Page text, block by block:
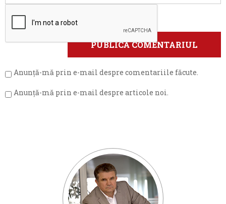
Anunță-mă prin e-mail despre comentariile făcute.
Anunță-mă prin e-mail despre articole noi.